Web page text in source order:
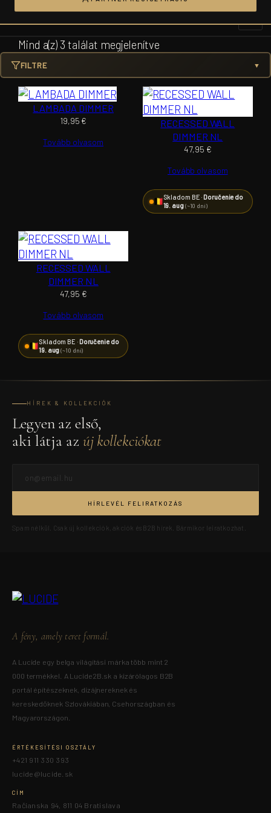
Ugrás
a
tartalomhoz
Mind a(z) 3 találat megjelenítve
FILTRE ▼
LAMBADA DIMMER
19,95 €
Tovább olvasom
RECESSED WALL
DIMMER NL
47,95 €
Tovább olvasom
Skladom BE ·Doručenie do
19. aug(~10 dní)
RECESSED WALL
DIMMER NL
47,95 €
Tovább olvasom
Skladom BE · Doručenie do
19. aug(~10 dní)
HÍREK & KOLLEKCIÓK
Legyen az első,
aki látja az új kollekciókat
HÍRLEVÉL FELIRATKOZÁS
Spam nélkül. Csak új kollekciók, akciók és B2B hírek. Bármikor leiratkozhat.
A fény, amely teret formál.
A Lucide egy belga világítási márka több mint 2
000 termékkel. A Lucide2B.sk a kizárólagos B2B
portál építészeknek, dizájnereknek és
kereskedőknek Szlovákiában, Csehországban és
Magyarországon.
ÉRTÉKESÍTÉSI OSZTÁLY
+421 911 330 393
lucide@lucide.sk
CÍM
Račianska 94, 811 04 Bratislava